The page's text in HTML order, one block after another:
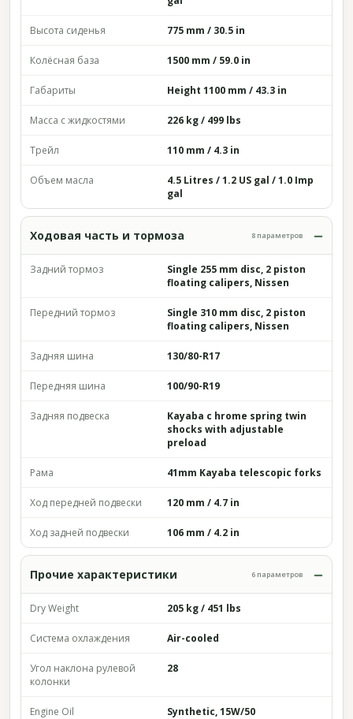
Высота сиденья 775 mm / 30.5 in
Колёсная база 1500 mm / 59.0 in
Габариты Height 1100 mm / 43.3 in
Масса с жидкостями 226 kg / 499 lbs
Трейл 110 mm / 4.3 in
Объем масла
4.5 Litres / 1.2 US gal / 1.0 Imp
gal
Ходовая часть и тормоза 8 параметров
Задний тормоз
Single 255 mm disc, 2 piston
floating calipers, Nissen
Передний тормоз
Single 310 mm disc, 2 piston
floating calipers, Nissen
Задняя шина 130/80-R17
Передняя шина 100/90-R19
Задняя подвеска
Kayaba c hrome spring twin
shocks with adjustable
preload
Рама 41mm Kayaba telescopic forks
Ход передней подвески 120 mm / 4.7 in
Ход задней подвески 106 mm / 4.2 in
Прочие характеристики 6 параметров
Dry Weight 205 kg / 451 lbs
Система охлаждения Air-cooled
Угол наклона рулевой
колонки
28
Engine Oil Synthetic, 15W/50